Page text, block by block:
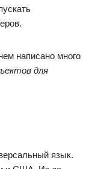
написано много
для
язык.